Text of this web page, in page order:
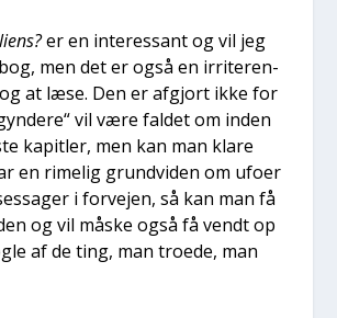
er en inter­es­sant og vil jeg
men det er også en irri­te­ren­
at læse. Den er afgjort ikke for
vil være fal­det om inden
kapit­ler, men kan man kla­re
en rime­lig grund­vi­den om ufo­er
i for­vej­en, så kan man få
og vil måske også få vendt op
af de ting, man tro­e­de, man